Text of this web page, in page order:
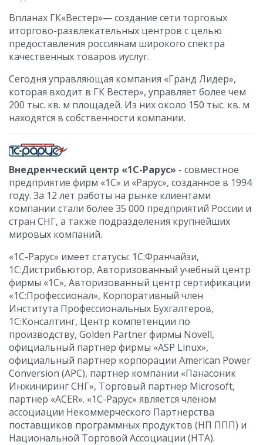
Впланах ГК«Вестер»— создание сети торговых
иторгово-развлекательных центров с целью
предоставления россиянам широкого спектра
качественных товаров иуслуг.
Сегодня управляющая компания «Гранд Лидер»,
которая входит в ГК Вестер», управляет более чем
200 тыс. кв. м площадей. Из них около 150 тыс. кв. м
находятся в собственности компании.
Внедренческий центр «1С-Рарус» - совместное
предприятие фирм «1С» и «Рарус», созданное в 1994
году. За 12 лет работы на рынке клиентами
компании стали более 35 000 предприятий России и
стран СНГ, а также подразделения крупнейших
мировых компаний.
«1С-Рарус» имеет статусы: 1С:Франчайзи,
1С:Дистрибьютор, Авторизованный учебный центр
фирмы «1С», Авторизованный центр сертификации
«1С:Профессионал», Корпоративный член
Института Профессиональных Бухгалтеров,
1С:Консалтинг, Центр компетенции по
производству, Golden Partner фирмы Novell,
официальный партнер фирмы «ASP Linux»,
официальный партнер корпорации American Power
Conversion (APC), партнер компании «Панасоник
Инжиниринг СНГ», Торговый партнер Microsoft,
партнер «ACER». «1С-Рарус» является членом
ассоциации Некоммерческого Партнерства
поставщиков программных продуктов (НП ППП) и
Национальной Торговой Ассоциации (НТА).